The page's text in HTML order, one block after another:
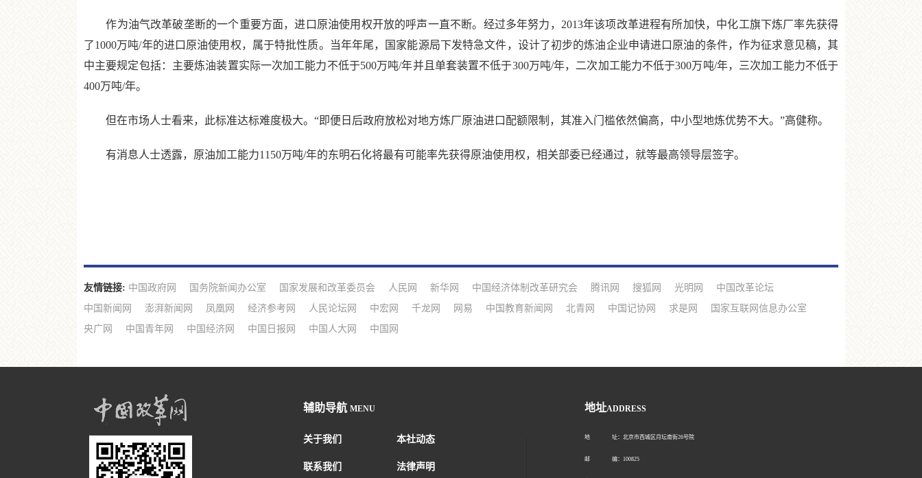
作为油气改革破垄断的一个重要方面，进口原油使用权开放的呼声一直不断。经过多年努力，2013年该项改革进程有所加快，中化工旗下炼厂率先获得
了1000万吨/年的进口原油使用权，属于特批性质。当年年尾，国家能源局下发特急文件，设计了初步的炼油企业申请进口原油的条件，作为征求意见稿，其
中主要规定包括：主要炼油装置实际一次加工能力不低于500万吨/年并且单套装置不低于300万吨/年，二次加工能力不低于300万吨/年，三次加工能力不低于
400万吨/年。
但在市场人士看来，此标准达标难度极大。“即便日后政府放松对地方炼厂原油进口配额限制，其准入门槛依然偏高，中小型地炼优势不大。”高健称。
有消息人士透露，原油加工能力1150万吨/年的东明石化将最有可能率先获得原油使用权，相关部委已经通过，就等最高领导层签字。
友情链接: 中国政府网 国务院新闻办公室 国家发展和改革委员会 人民网 新华网 中国经济体制改革研究会 腾讯网 搜狐网 光明网
中国改革论坛
中国新闻网
澎湃新闻网 凤凰网 经济参考网 人民论坛网 中宏网 千龙网 网易 中国教育新闻网 北青网 中国记协网 求是网
国家互联网信息办公室
央广网
中国青年网 中国经济网 中国日报网 中国人大网 中国网
辅助导航 MENU
关于我们 本社动态
联系我们 法律声明
地址ADDRESS
地 址：北京市西城区月坛南街26号院
邮 编：100825